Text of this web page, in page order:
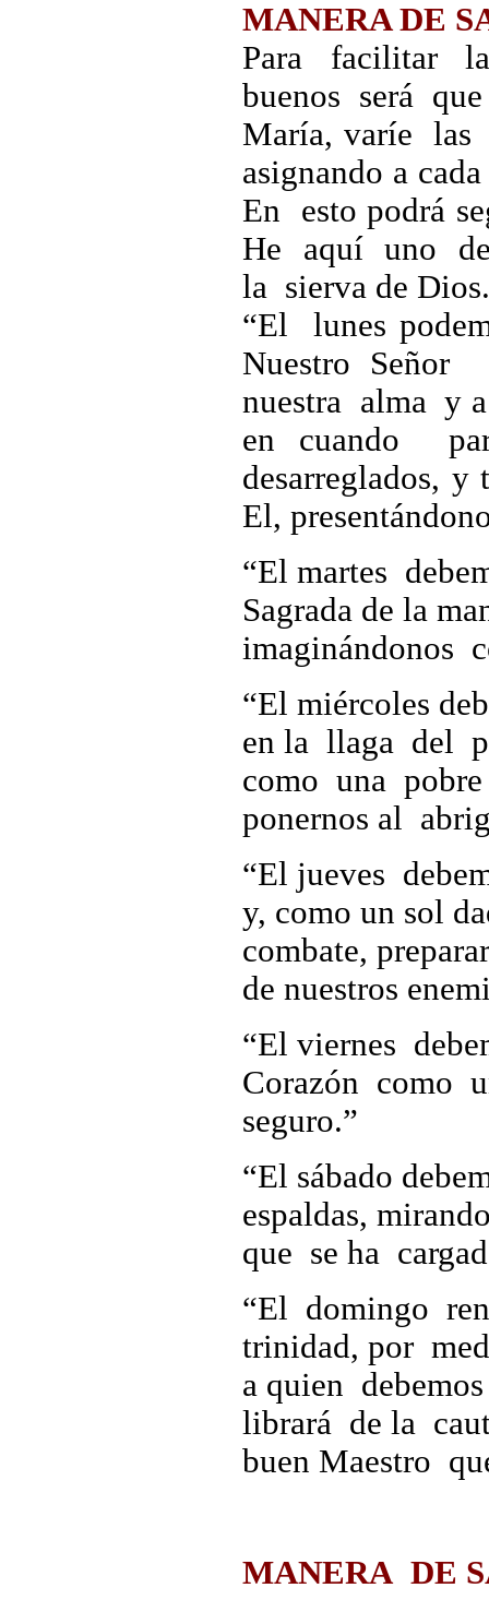
MANERA DE
Para facilitar
buenos será
María, varíe
asignando a
En esto podrá
He aquí uno
la sierva de Dios.
“El lunes
Nuestro Señor
nuestra alma y
en cuando
desarreglados,
El,
“El martes
Sagrada de la
imaginándonos
“El miércoles
en la llaga del
como una
ponernos al
“El jueves
y, como un sol
combate,
de nuestros
“El viernes
Corazón como
seguro.”
“El sábado
espaldas,
que se ha
“El domingo
trinidad, por
a quien
librará de la
buen Maestro
MANERA DE